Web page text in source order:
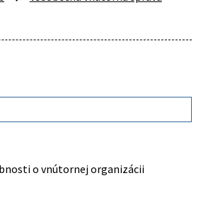
o vnútornej organizácii